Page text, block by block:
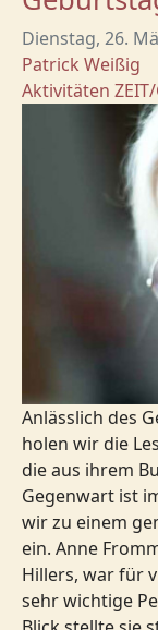
Dienstag, 26.
Patrick Weißig
Aktivitäten
Anlässlich des
holen wir die
die aus ihrem
Gegenwart ist
wir zu einem
ein. Anne
Hillers, war für
sehr wichtige